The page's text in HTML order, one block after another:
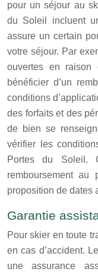
pour un séjour au
du Soleil incluent
assure un certain
votre séjour. Par
ouvertes en raison
bénéficier d’un
conditions
des forfaits et des
de bien se
vérifier les
Portes du Soleil.
remboursement
proposition de dates
Garantie
Pour skier en toute
en cas d’accident.
une assurance